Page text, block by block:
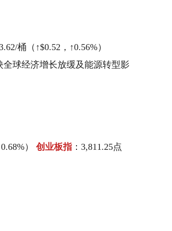
桶（↑$0.52，↑0.56%）
全球经济增长放缓及能源转型影
） 创业板指 ：3,811.25点